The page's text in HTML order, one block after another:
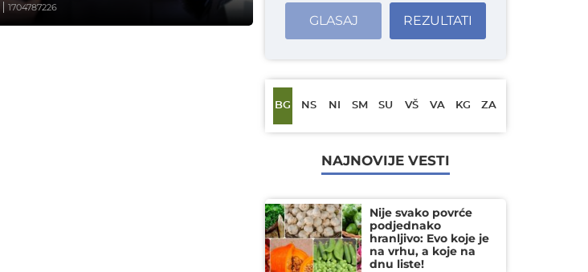
1704787226
GLASAJ REZULTATI
BG NS NI SM SU VŠ VA KG ZA
NAJNOVIJE VESTI
Nije svako povrće
podjednako
hranljivo: Evo koje je
na vrhu, a koje na
dnu liste!